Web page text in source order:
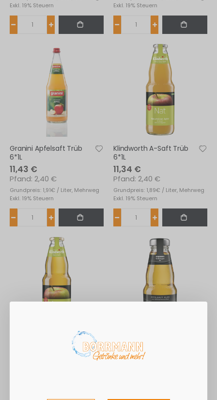
Exkl. 19% Steuern Exkl. 19% Steuern
Granini Apfelsaft Trüb
6*1L
11,43 €
Grundpreis: 1,91€ / Liter, Mehrweg
2,40 €
Exkl. 19% Steuern
Klindworth A-Saft Trüb
6*1L
11,34 €
Grundpreis: 1,89€ / Liter, Mehrweg
2,40 €
Exkl. 19% Steuern
Klindworth ASA Apfelsaft
Niehoff Apfelsaft Klar
24*0,20L
15,71 €